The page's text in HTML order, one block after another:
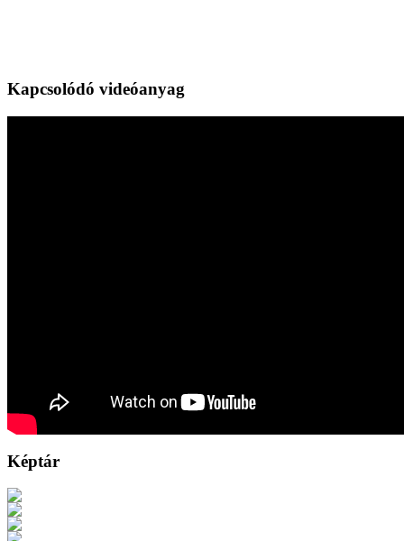
Kapcsolódó videóanyag
Képtár